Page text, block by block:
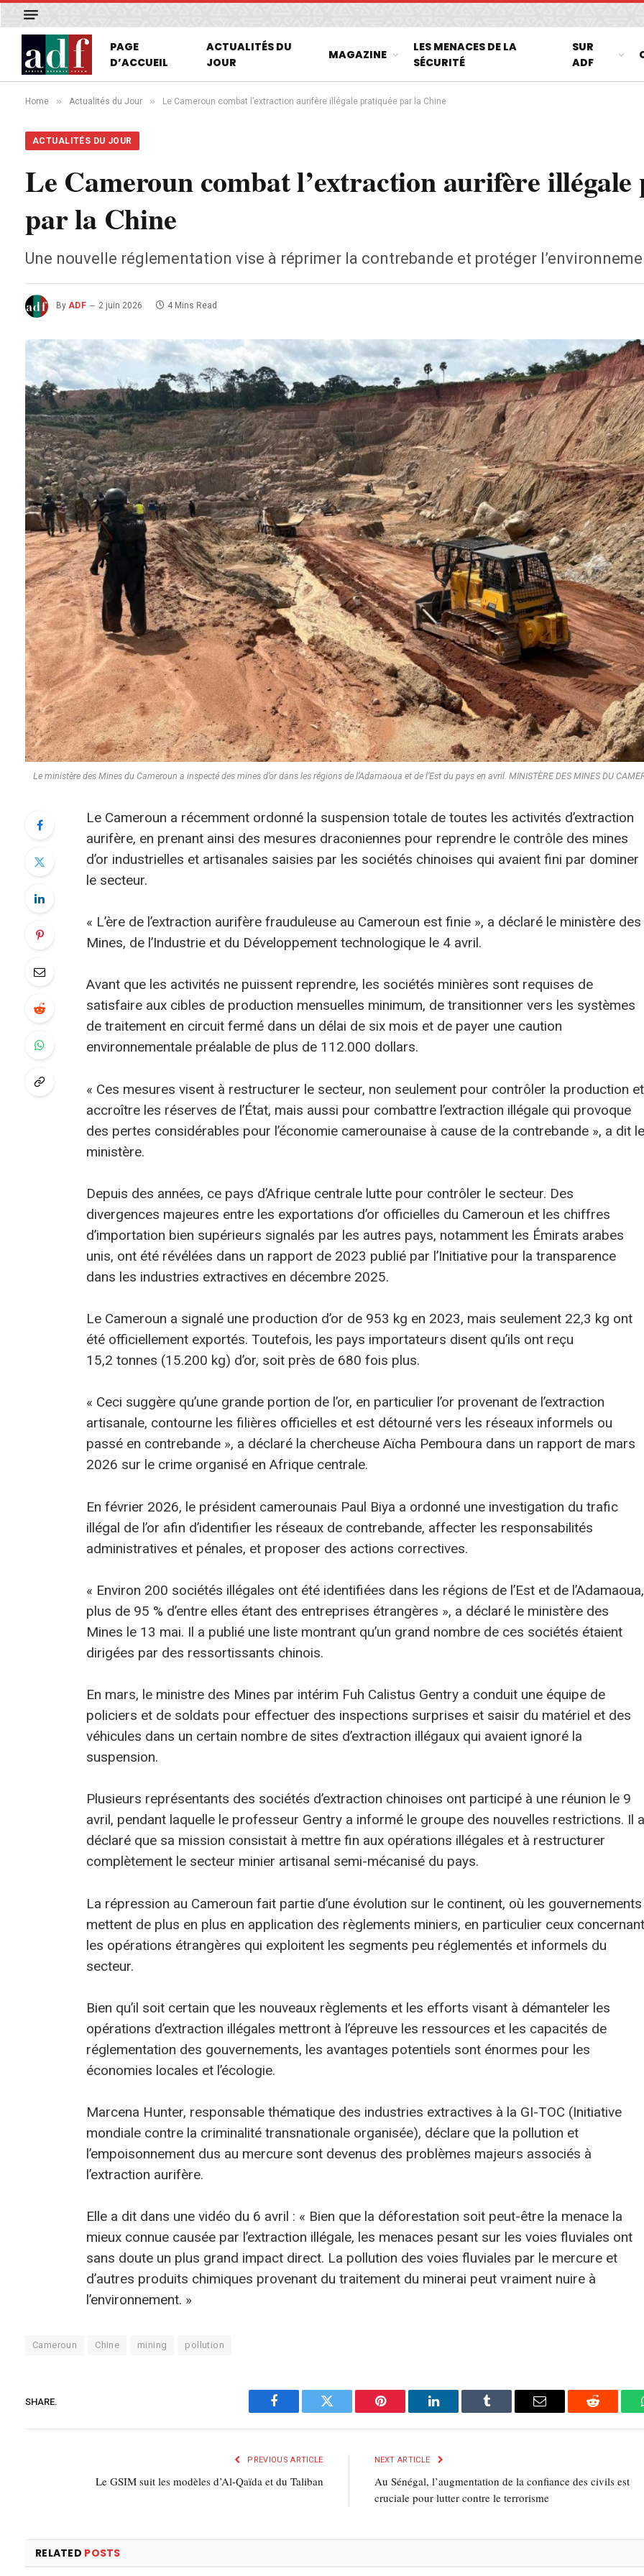
PAGE
D’ACCUEIL
ACTUALITÉS DU
JOUR
MAGAZINE
LES MENACES DE LA
SÉCURITÉ
SUR
ADF
Home » Actualités du Jour » Le Cameroun combat l’extraction aurifère illégale pratiquée par la Chine
ACTUALITÉS DU JOUR
Le Cameroun combat l’extraction aurifère illégale
par la Chine
Une nouvelle réglementation vise à réprimer la contrebande et protéger
By ADF 2 juin 2026 4 Mins Read
Le ministère des Mines du Cameroun a inspecté des mines d’or dans les régions de l’Adamaoua et de l’Est du pays en avril. MINISTÈRE DES MINES DU
Le Cameroun a récemment ordonné la suspension totale de toutes les activités d’extraction
aurifère, en prenant ainsi des mesures draconiennes pour reprendre le contrôle des mines
d’or industrielles et artisanales saisies par les sociétés chinoises qui avaient fini par dominer
le secteur.
« L’ère de l’extraction aurifère frauduleuse au Cameroun est finie », a déclaré le ministère des
Mines, de l’Industrie et du Développement technologique le 4 avril.
Avant que les activités ne puissent reprendre, les sociétés minières sont requises de
satisfaire aux cibles de production mensuelles minimum, de transitionner vers les systèmes
de traitement en circuit fermé dans un délai de six mois et de payer une caution
environnementale préalable de plus de 112.000 dollars.
« Ces mesures visent à restructurer le secteur, non seulement pour contrôler la production et
accroître les réserves de l’État, mais aussi pour combattre l’extraction illégale qui provoque
des pertes considérables pour l’économie camerounaise à cause de la contrebande », a dit le
ministère.
Depuis des années, ce pays d’Afrique centrale lutte pour contrôler le secteur. Des
divergences majeures entre les exportations d’or officielles du Cameroun et les chiffres
d’importation bien supérieurs signalés par les autres pays, notamment les Émirats arabes
unis, ont été révélées dans un rapport de 2023 publié par l’Initiative pour la transparence
dans les industries extractives en décembre 2025.
Le Cameroun a signalé une production d’or de 953 kg en 2023, mais seulement 22,3 kg ont
été officiellement exportés. Toutefois, les pays importateurs disent qu’ils ont reçu
15,2 tonnes (15.200 kg) d’or, soit près de 680 fois plus.
« Ceci suggère qu’une grande portion de l’or, en particulier l’or provenant de l’extraction
artisanale, contourne les filières officielles et est détourné vers les réseaux informels ou
passé en contrebande », a déclaré la chercheuse Aïcha Pemboura dans un rapport de mars
2026 sur le crime organisé en Afrique centrale.
En février 2026, le président camerounais Paul Biya a ordonné une investigation du trafic
illégal de l’or afin d’identifier les réseaux de contrebande, affecter les responsabilités
administratives et pénales, et proposer des actions correctives.
« Environ 200 sociétés illégales ont été identifiées dans les régions de l’Est et de l’Adamaoua,
plus de 95 % d’entre elles étant des entreprises étrangères », a déclaré le ministère des
Mines le 13 mai. Il a publié une liste montrant qu’un grand nombre de ces sociétés étaient
dirigées par des ressortissants chinois.
En mars, le ministre des Mines par intérim Fuh Calistus Gentry a conduit une équipe de
policiers et de soldats pour effectuer des inspections surprises et saisir du matériel et des
véhicules dans un certain nombre de sites d’extraction illégaux qui avaient ignoré la
suspension.
Plusieurs représentants des sociétés d’extraction chinoises ont participé à une réunion le 9
avril, pendant laquelle le professeur Gentry a informé le groupe des nouvelles restrictions. Il a
déclaré que sa mission consistait à mettre fin aux opérations illégales et à restructurer
complètement le secteur minier artisanal semi-mécanisé du pays.
La répression au Cameroun fait partie d’une évolution sur le continent, où les gouvernements
mettent de plus en plus en application des règlements miniers, en particulier ceux concernant
les opérations étrangères qui exploitent les segments peu réglementés et informels du
secteur.
Bien qu’il soit certain que les nouveaux règlements et les efforts visant à démanteler les
opérations d’extraction illégales mettront à l’épreuve les ressources et les capacités de
réglementation des gouvernements, les avantages potentiels sont énormes pour les
économies locales et l’écologie.
Marcena Hunter, responsable thématique des industries extractives à la GI-TOC (Initiative
mondiale contre la criminalité transnationale organisée), déclare que la pollution et
l’empoisonnement dus au mercure sont devenus des problèmes majeurs associés à
l’extraction aurifère.
Elle a dit dans une vidéo du 6 avril : « Bien que la déforestation soit peut-être la menace la
mieux connue causée par l’extraction illégale, les menaces pesant sur les voies fluviales ont
sans doute un plus grand impact direct. La pollution des voies fluviales par le mercure et
d’autres produits chimiques provenant du traitement du minerai peut vraiment nuire à
l’environnement. »
Cameroun Chine mining pollution
SHARE.
Facebook Twitter Pinterest LinkedIn Tumblr
E-
Reddit
PREVIOUS ARTICLE
Le GSIM suit les modèles d’Al-Qaïda et du Taliban
NEXT ARTICLE
Au Sénégal, l’augmentation de la confiance des civils est
cruciale pour lutter contre le terrorisme
RELATED POSTS